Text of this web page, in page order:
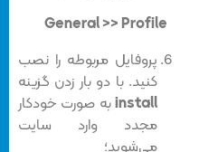
General >> Profile
پروفایل مربوطه را نصب
کنید. با دو بار زدن گزینه
installبه صورت خودکار
مجدد وارد سایت
می‌شوید؛